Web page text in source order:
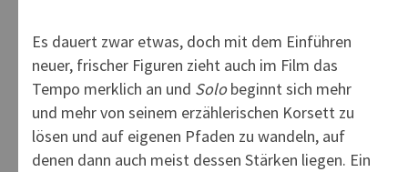
Es dauert zwar etwas, doch mit dem Einführen
neuer, frischer Figuren zieht auch im Film das
Tempo merklich an und Solobeginnt sich mehr
und mehr von seinem erzählerischen Korsett zu
lösen und auf eigenen Pfaden zu wandeln, auf
denen dann auch meist dessen Stärken liegen. Ein